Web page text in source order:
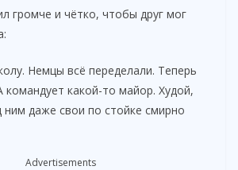
e
o
громче и чётко, чтобы друг мог
Немцы всё переделали. Теперь
командует какой-то майор. Худой,
ним даже свои по стойке смирно
Advertisements